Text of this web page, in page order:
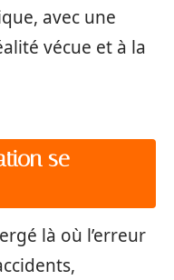
avec une
vécue et à la
se
là où l’erreur